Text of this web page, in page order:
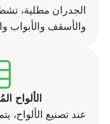
الجدران مطلية،
والأسقف والأبواب
الألواح
عند تصنيع الألواح،